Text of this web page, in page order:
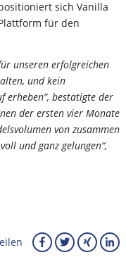
sich Vanilla
für den
unseren erfolgreichen
und kein
erheben”, bestätigte der
der ersten vier Monate
von zusammen
und ganz gelungen“,